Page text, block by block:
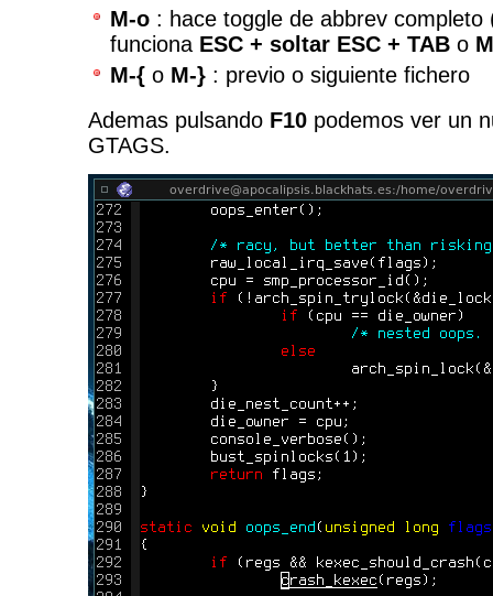
M-o : hace toggle de abbrev completo
funciona ESC + soltar ESC + TAB o
M-{ o M-} : previo o siguiente fichero
Ademas pulsando F10 podemos ver un
GTAGS.